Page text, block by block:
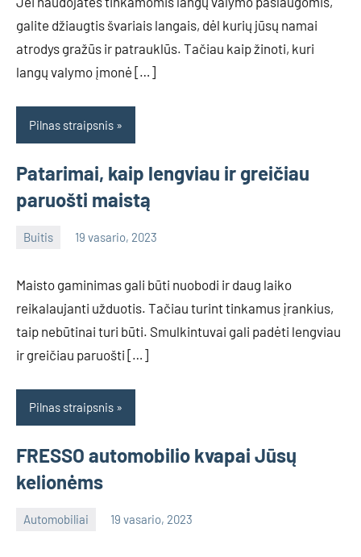
galite džiaugtis švariais langais, dėl kurių jūsų namai
atrodys gražūs ir patrauklūs. Tačiau kaip žinoti, kuri
langų valymo įmonė […]
Pilnas straipsnis
Patarimai, kaip lengviau ir greičiau
paruošti maistą
Buitis 19 vasario, 2023
Maisto gaminimas gali būti nuobodi ir daug laiko
reikalaujanti užduotis. Tačiau turint tinkamus įrankius,
taip nebūtinai turi būti. Smulkintuvai gali padėti lengviau
ir greičiau paruošti […]
Pilnas straipsnis
FRESSO automobilio kvapai Jūsų
kelionėms
Automobiliai 19 vasario, 2023